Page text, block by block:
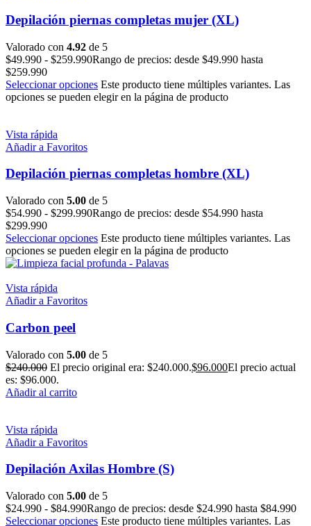
Depilación piernas completas mujer (XL)
Valorado con 4.92 de 5
$49.990 - $259.990Rango de precios: desde $49.990 hasta
$259.990
Seleccionar opciones Este producto tiene múltiples variantes. Las
opciones se pueden elegir en la página de producto
Vista rápida
Añadir a Favoritos
Depilación piernas completas hombre (XL)
Valorado con 5.00 de 5
$54.990 - $299.990Rango de precios: desde $54.990 hasta
$299.990
Seleccionar opciones Este producto tiene múltiples variantes. Las
opciones se pueden elegir en la página de producto
Vista rápida
Añadir a Favoritos
Carbon peel
Valorado con 5.00 de 5
$240.000 El precio original era: $240.000.$96.000El precio actual
es: $96.000.
Añadir al carrito
Vista rápida
Añadir a Favoritos
Depilación Axilas Hombre (S)
Valorado con 5.00 de 5
$24.990 - $84.990Rango de precios: desde $24.990 hasta $84.990
Seleccionar opciones Este producto tiene múltiples variantes. Las